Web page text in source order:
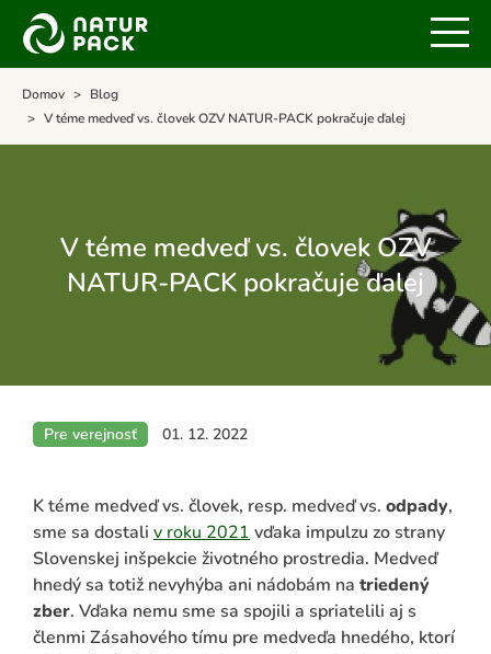
Domov
Blog
V téme medveď vs. človek OZV NATUR-PACK pokračuje ďalej
V téme medveď vs. človek OZV
NATUR-PACK pokračuje ďalej
Pre verejnosť 01. 12. 2022
K téme medveď vs. človek, resp. medveď vs. odpady,
sme sa dostali v roku 2021 vďaka impulzu zo strany
Slovenskej inšpekcie životného prostredia. Medveď
hnedý sa totiž nevyhýba ani nádobám na triedený
zber. Vďaka nemu sme sa spojili a spriatelili aj s
členmi Zásahového tímu pre medveďa hnedého, ktorí